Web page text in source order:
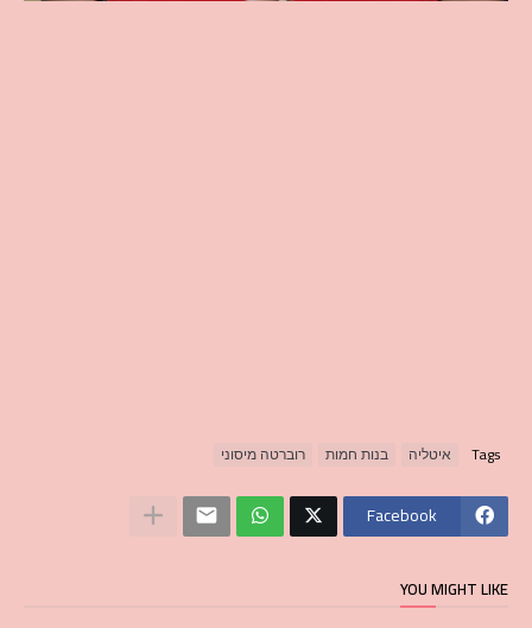
Tags איטליה בנות חמות רוברטה מיסוני
Facebook
YOU MIGHT LIKE